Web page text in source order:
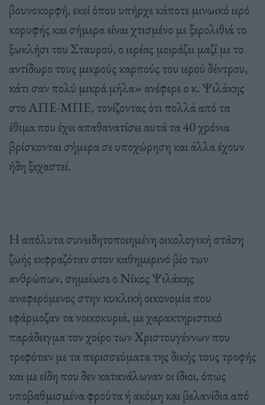
βουνοκορφή, εκεί όπου υπήρχε κάποτε μινωικό ιερό
κορυφής και σήμερα είναι χτισμένο με ξερολιθιά το
ξωκλήσι του Σταυρού, ο ιερέας μοιράζει μαζί με το
αντίδωρο τους μικρούς καρπούς του ιερού δέντρου,
κάτι σαν πολύ μικρά μήλα» ανέφερε ο κ. Ψιλάκης
στο ΑΠΕ-ΜΠΕ, τονίζοντας ότι πολλά από τα
έθιμα που έχει απαθανατίσει αυτά τα 40 χρόνια
βρίσκονται σήμερα σε υποχώρηση και άλλα έχουν
ήδη ξεχαστεί.
Η απόλυτα συνειδητοποιημένη οικολογική στάση
ζωής εκφραζόταν στον καθημερινό βίο των
ανθρώπων, σημείωσε ο Νίκος Ψιλάκης
αναφερόμενος στην κυκλική οικονομία που
εφάρμοζαν τα νοικοκυριά, με χαρακτηριστικό
παράδειγμα τον χοίρο των Χριστουγέννων που
τρεφόταν με τα περισσεύματα της δικής τους τροφής
και με είδη που δεν κατανάλωναν οι ίδιοι, όπως
υποβαθμισμένα φρούτα ή ακόμη και βελανίδια από